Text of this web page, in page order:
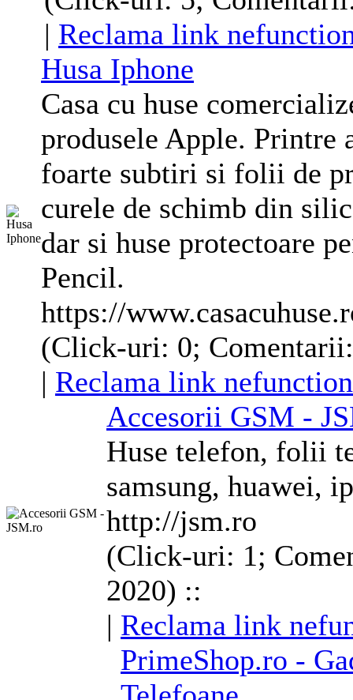
| Reclama link
Husa Iphone
Casa cu huse
produsele Apple. Printre
foarte subtiri si folii de
curele de schimb din
dar si huse protectoare
Pencil.
https://
(Click-uri: 0;
| Reclama link
Accesorii GSM -
Huse telefon, folii
samsung, huawei,
http://jsm.ro
(Click-uri: 1;
2020) ::
| Reclama link
PrimeShop.ro -